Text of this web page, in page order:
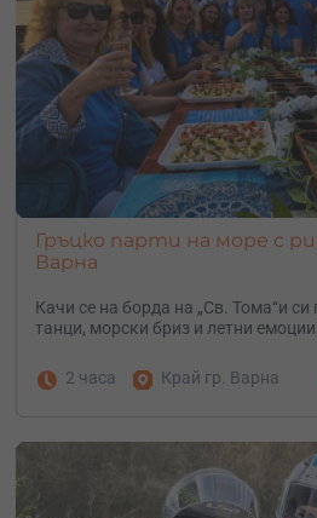
Гръцко парти на море с
Варна
Качи се на борда на „Св. Тома“и
танци, морски бриз и летни
2 часа Край гр. Варна